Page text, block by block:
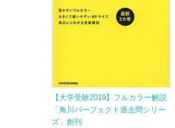
【大学受験2019】フルカラー解説
「角川パーフェクト過去問シリー
ズ」創刊